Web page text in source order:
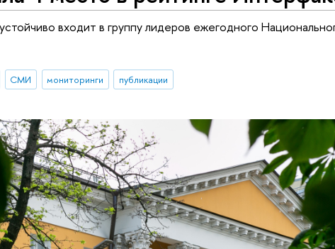
входит в группу лидеров ежегодного
СМИ мониторинги публикации